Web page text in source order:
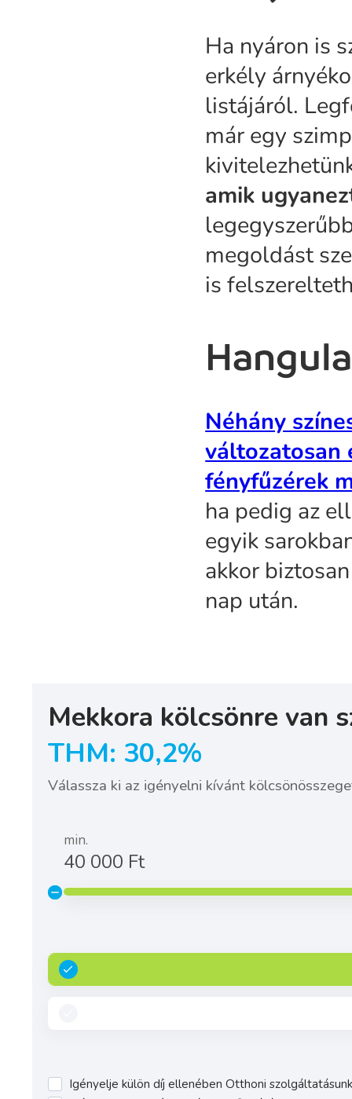
Ha nyáron is
erkély
listájáról.
már egy
amik
megoldást
is
Néhány
változatosan
fényfűzérek
ha pedig az
egyik
akkor
nap után.